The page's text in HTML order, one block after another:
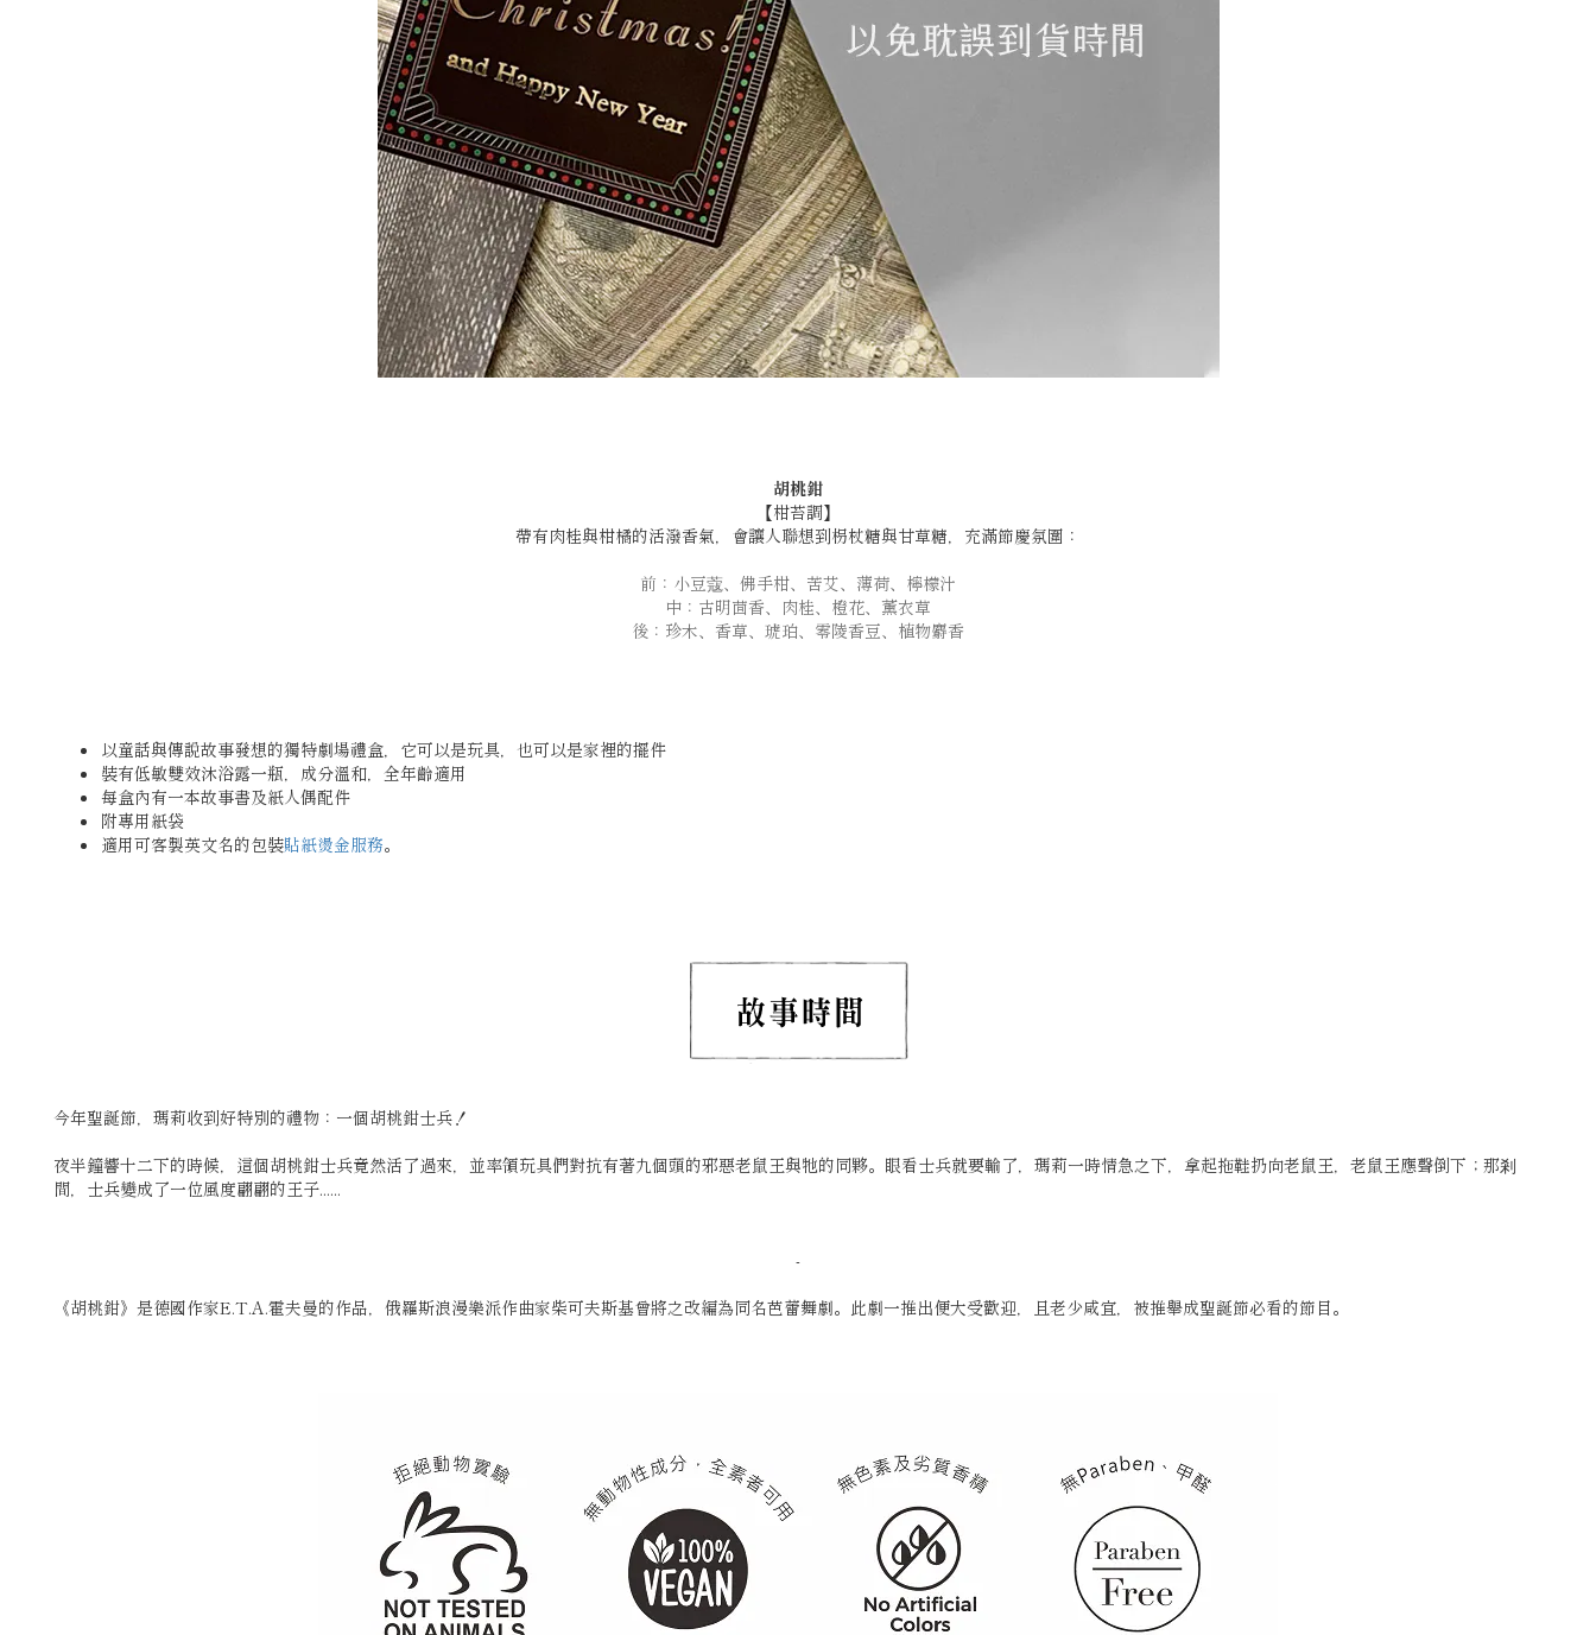
胡桃鉗
【柑苔調】
帶有肉桂與柑橘的活潑香氣，會讓人聯想到枴杖糖與甘草糖，充滿節慶氛圍：
前：小豆蔻、佛手柑、苦艾、薄荷、檸檬汁
中：古明茴香、肉桂、橙花、薰衣草
後：珍木、香草、琥珀、零陵香豆、植物麝香
以童話與傳說故事發想的獨特劇場禮盒，它可以是玩具，也可以是家裡的擺件
裝有低敏雙效沐浴露一瓶，成分溫和，全年齡適用
每盒內有一本故事書及紙人偶配件
附專用紙袋
適用可客製英文名的包裝貼紙燙金服務。
今年聖誕節，瑪莉收到好特別的禮物：一個胡桃鉗士兵！
夜半鐘響十二下的時候，這個胡桃鉗士兵竟然活了過來，並率領玩具們對抗有著九個頭的邪惡老鼠王與牠的同夥。眼看士兵就要輸了，瑪莉一時情急之下，拿起拖鞋扔向老鼠王，老鼠王應聲倒下；那剎
間，士兵變成了一位風度翩翩的王子......
-
《胡桃鉗》是德國作家E.T.A.霍夫曼的作品，俄羅斯浪漫樂派作曲家柴可夫斯基曾將之改編為同名芭蕾舞劇。此劇一推出便大受歡迎，且老少咸宜，被推舉成聖誕節必看的節目。